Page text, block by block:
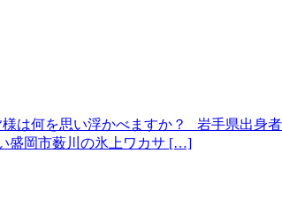
何を思い浮かべますか？ 岩手県出身
盛岡市薮川の氷上ワカサ […]